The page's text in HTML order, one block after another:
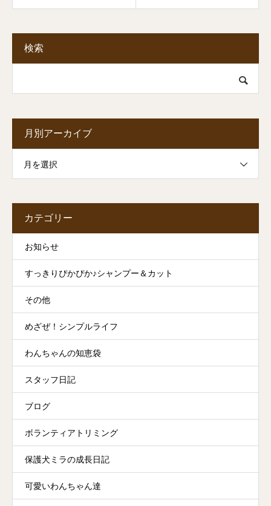
検索
月別アーカイブ
月を選択
カテゴリー
お知らせ
すっきりぴかぴか♪シャンプー＆カット
その他
めざぜ！シンプルライフ
わんちゃんの知恵袋
スタッフ日記
ブログ
ボランティアトリミング
保護犬ミラの成長日記
可愛いわんちゃん達